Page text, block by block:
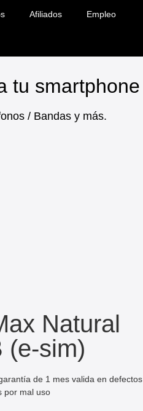
Afiliados Empleo
tu smartphone
/ Bandas y más.
Natural
(e-sim)
de 1 mes valida en defectos
por mal uso